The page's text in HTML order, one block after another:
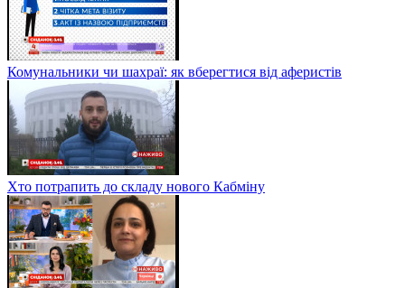
Комунальники чи шахраї: як вберегтися від аферистів
Хто потрапить до складу нового Кабміну